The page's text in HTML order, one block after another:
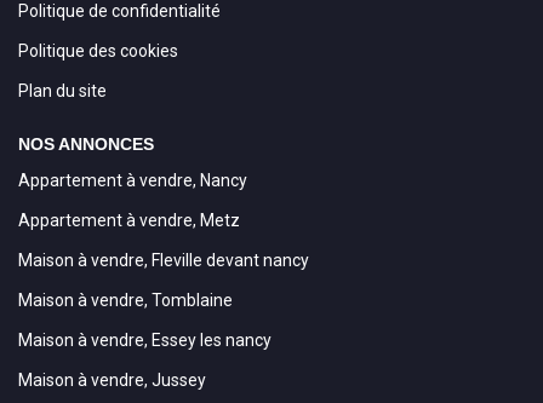
Politique de confidentialité
Politique des cookies
Plan du site
NOS ANNONCES
Appartement à vendre, Nancy
Appartement à vendre, Metz
Maison à vendre, Fleville devant nancy
Maison à vendre, Tomblaine
Maison à vendre, Essey les nancy
Maison à vendre, Jussey